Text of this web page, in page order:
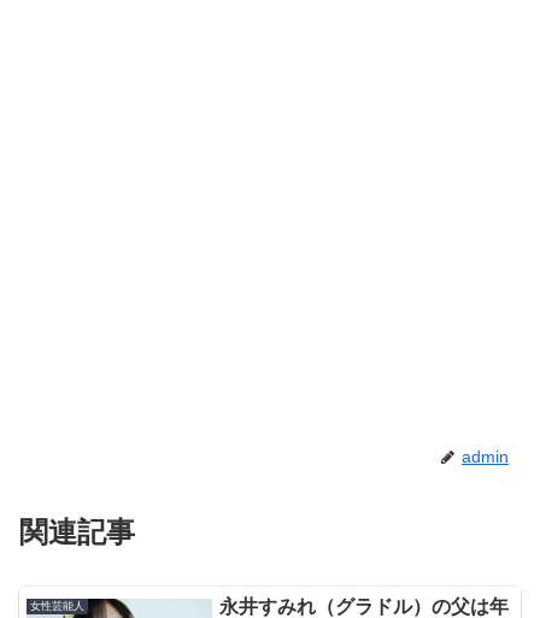
admin
関連記事
女性芸能人
永井すみれ（グラドル）の父は年